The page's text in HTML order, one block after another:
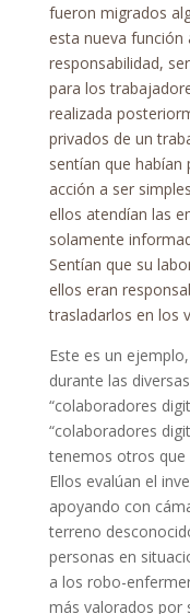
fueron migrados
esta nueva
responsabilidad,
para los
realizada
privados de un
sentían que
acción a ser
ellos atendían las
solamente
Sentían que su
ellos eran
trasladarlos en los
Este es un
durante las
“colaboradores
“colaboradores
tenemos otros que
Ellos evalúan el
apoyando con
terreno
personas en
a los robo-
más valorados por